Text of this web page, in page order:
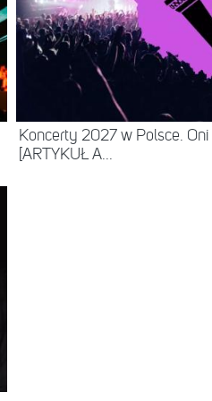
Koncerty 2027 w Polsce.
[ARTYKUŁ A...